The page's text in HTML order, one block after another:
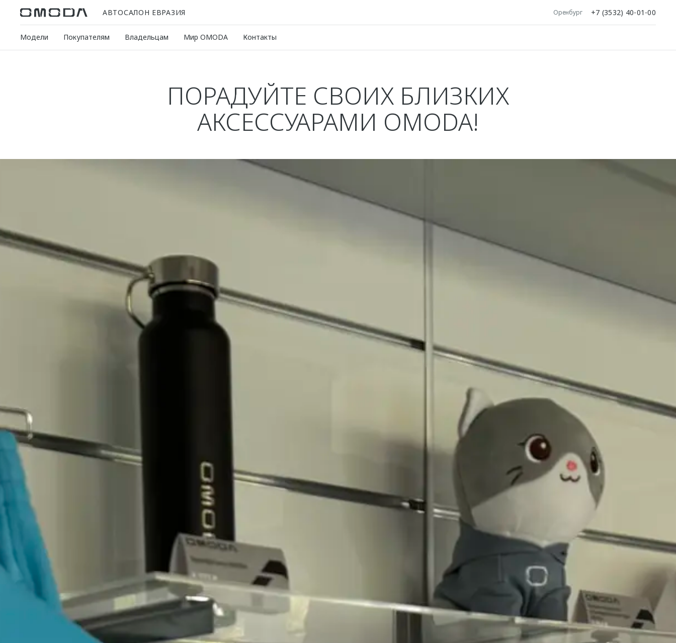
АВТОСАЛОН ЕВРАЗИЯ Оренбург +7 (3532) 40-01-00
Модели Покупателям Владельцам Мир OMODA Контакты
ПОРАДУЙТЕ СВОИХ БЛИЗКИХ
АКСЕССУАРАМИ OMODA!